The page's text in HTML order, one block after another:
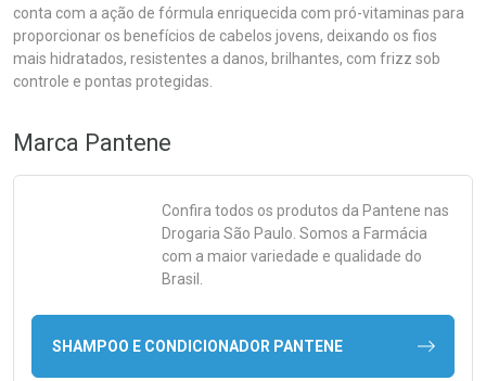
conta com a ação de fórmula enriquecida com pró-vitaminas para
proporcionar os benefícios de cabelos jovens, deixando os fios
mais hidratados, resistentes a danos, brilhantes, com frizz sob
controle e pontas protegidas.
Marca Pantene
Confira todos os produtos da Pantene nas
Drogaria São Paulo. Somos a Farmácia
com a maior variedade e qualidade do
Brasil.
SHAMPOO E CONDICIONADOR PANTENE